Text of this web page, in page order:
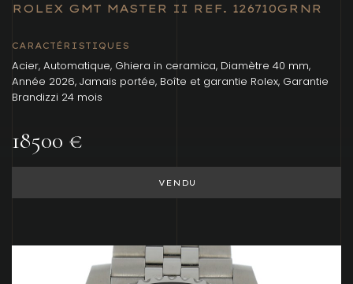
ROLEX GMT MASTER II REF. 126710GRNR
CARACTÉRISTIQUES
Acier, Automatique, Ghiera in ceramica, Diamètre 40 mm,
Année 2026, Jamais portée, Boîte et garantie Rolex, Garantie
Brandizzi 24 mois
18500 €
VENDU